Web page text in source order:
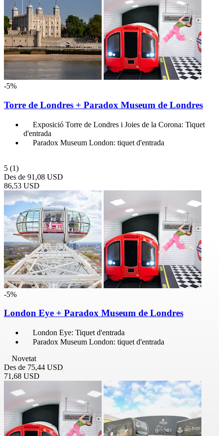
-5%
Torre de Londres + Paradox Museum de Londres
Exposició Torre de Londres i Joies de la Corona: Tiquet
d'entrada
Paradox Museum London: tiquet d'entrada
5 (1)
Des de 91,08 USD
86,53 USD
-5%
London Eye + Paradox Museum de Londres
London Eye: Tiquet d'entrada
Paradox Museum London: tiquet d'entrada
Novetat
Des de 75,44 USD
71,68 USD